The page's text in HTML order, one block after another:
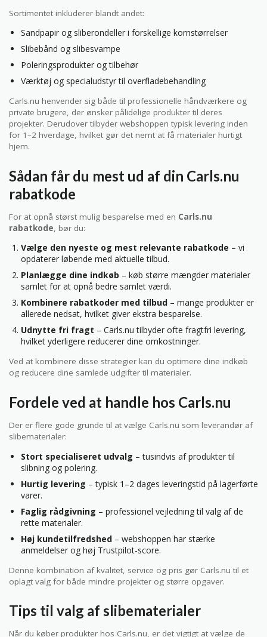
Sortimentet inkluderer blandt andet:
Sandpapir og sliberondeller i forskellige kornstørrelser
Slibebånd og slibesvampe
Poleringsprodukter og tilbehør
Værktøj og specialudstyr til overfladebehandling
Carls.nu henvender sig både til professionelle håndværkere og
private brugere, der ønsker pålidelige produkter til deres
projekter. Derudover tilbyder webshoppen typisk levering inden
for 1–2 hverdage, hvilket gør det nemt at få materialer hurtigt
hjem.
Sådan får du mest ud af din Carls.nu
rabatkode
For at opnå størst mulig besparelse med en Carls.nu
rabatkode, bør du:
Vælge den nyeste og mest relevante rabatkode – vi
opdaterer løbende med aktuelle tilbud.
Planlægge dine indkøb – køb større mængder materialer
samlet for at opnå bedre samlet værdi.
Kombinere rabatkoder med tilbud – mange produkter er
allerede nedsat, hvilket giver ekstra besparelse.
Udnytte fri fragt – Carls.nu tilbyder ofte fragtfri levering,
hvilket yderligere reducerer dine omkostninger.
Ved at kombinere disse strategier kan du optimere dine indkøb
og reducere dine samlede udgifter til materialer.
Fordele ved at handle hos Carls.nu
Der er flere gode grunde til at vælge Carls.nu som leverandør af
slibematerialer:
Stort specialiseret udvalg – tusindvis af produkter til
slibning og polering.
Hurtig levering – typisk 1–2 dages leveringstid på lagerførte
varer.
Faglig rådgivning – professionel vejledning til valg af de
rette materialer.
Høj kundetilfredshed – webshoppen har stærke
anmeldelser og høj Trustpilot-score.
Denne kombination af kvalitet, service og pris gør Carls.nu til et
oplagt valg for både mindre projekter og større opgaver.
Tips til valg af slibematerialer
Når du køber produkter hos Carls.nu, er det vigtigt at vælge de